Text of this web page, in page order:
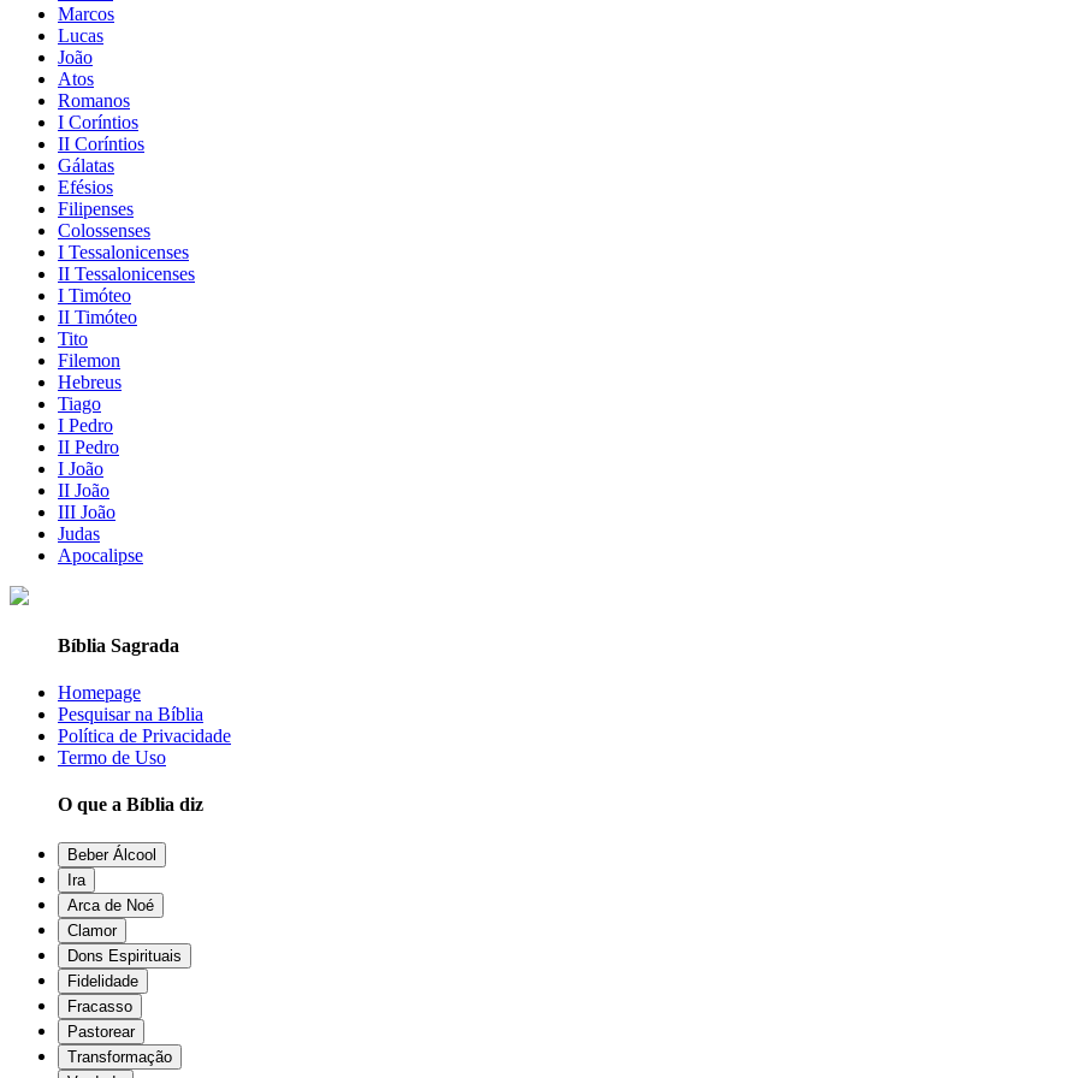
Marcos
Lucas
João
Atos
Romanos
I Coríntios
II Coríntios
Gálatas
Efésios
Filipenses
Colossenses
I Tessalonicenses
II Tessalonicenses
I Timóteo
II Timóteo
Tito
Filemon
Hebreus
Tiago
I Pedro
II Pedro
I João
II João
III João
Judas
Apocalipse
Bíblia Sagrada
Homepage
Pesquisar na Bíblia
Política de Privacidade
Termo de Uso
O que a Bíblia diz
Beber Álcool
Ira
Arca de Noé
Clamor
Dons Espirituais
Fidelidade
Fracasso
Pastorear
Transformação